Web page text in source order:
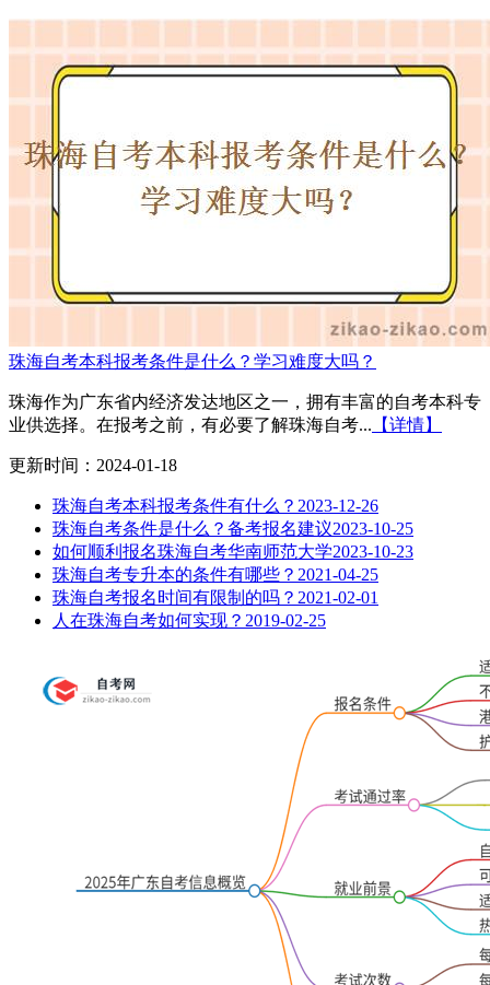
珠海自考本科报考条件是什么？学习难度大吗？
珠海作为广东省内经济发达地区之一，拥有丰富的自考本科专
业供选择。在报考之前，有必要了解珠海自考... 【详情】
更新时间：2024-01-18
珠海自考本科报考条件有什么？ 2023-12-26
珠海自考条件是什么？备考报名建议2023-10-25
如何顺利报名珠海自考华南师范大学2023-10-23
珠海自考专升本的条件有哪些？ 2021-04-25
珠海自考报名时间有限制的吗？ 2021-02-01
人在珠海自考如何实现？ 2019-02-25